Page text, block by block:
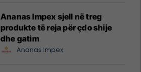
Ananas Impex sjell në treg
produkte të reja për çdo shije
dhe gatim
Ananas Impex